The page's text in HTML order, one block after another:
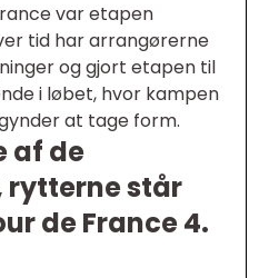
var etapen
tid har arrangørerne
og gjort etapen til
i løbet, hvor kampen
at tage form.
af de
står
de France 4.